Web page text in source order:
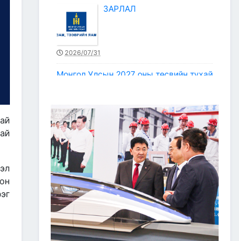
ЗАРЛАЛ
2026/07/31
Монгол Улсын 2027 оны төсвийн тухай
Улаанбаатар–Дархан
чиглэлийн авто замын түр
хаагдах хэсэг болон
тээврийн хэрэгслийн
хөдөлгөөнийг зохион
байгуулах түр замын маршрут
2026/07/30
Зам, тээврийн салбарын статистикийн
мэдээ /2026 оны 6 дугаар сар/
2026/07/20